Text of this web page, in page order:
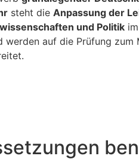
steht die Anpassung der
und Politik
werden auf die Prüfung zum